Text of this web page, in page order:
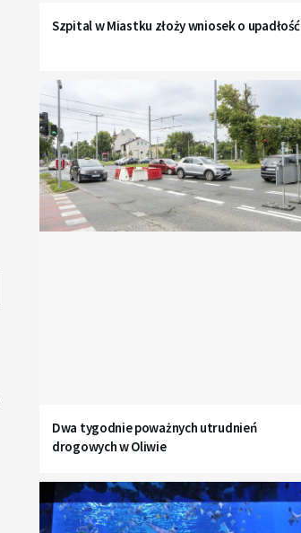
Szpital w Miastku złoży wniosek o upadłość
Dwa tygodnie poważnych utrudnień
drogowych w Oliwie